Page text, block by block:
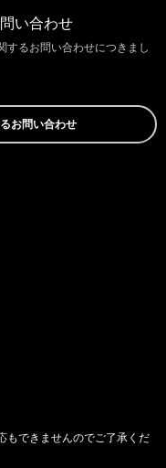
い合わせ
するお問い合わせにつきまし
お問い合わせ
もできませんのでご了承くだ